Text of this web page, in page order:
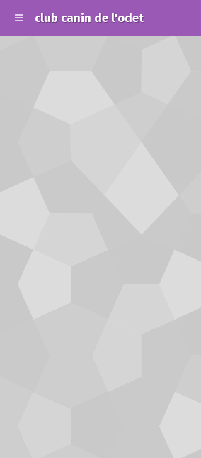
club canin de l'odet